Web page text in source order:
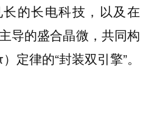
的长电科技，以及在
导的盛合晶微，共同构
定律的“封装双引擎”。